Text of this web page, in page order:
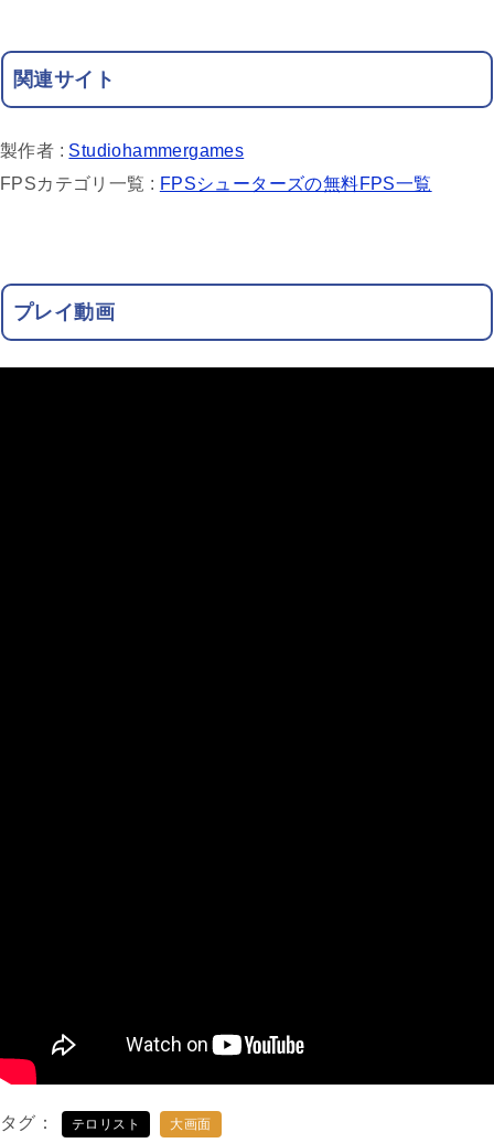
関連サイト
製作者 : Studiohammergames
FPSカテゴリ一覧 : FPSシューターズの無料FPS一覧
プレイ動画
タグ テロリスト 大画面